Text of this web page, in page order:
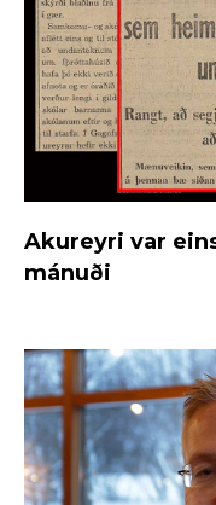
Akureyri var
mánuði